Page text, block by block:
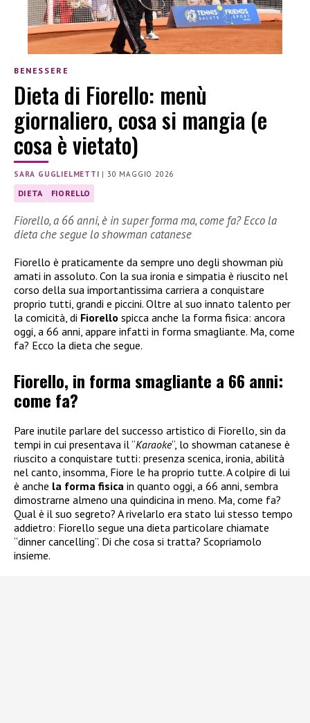
BENESSERE
Dieta di Fiorello: menù
giornaliero, cosa si mangia (e
cosa è vietato)
SARA GUGLIELMETTI |30 MAGGIO 2026
DIETA FIORELLO
Fiorello, a 66 anni, è in super forma ma, come fa? Ecco la
dieta che segue lo showman catanese
Fiorello è praticamente da sempre uno degli showman più
amati in assoluto. Con la sua ironia e simpatia è riuscito nel
corso della sua importantissima carriera a conquistare
proprio tutti, grandi e piccini. Oltre al suo innato talento per
la comicità, di Fiorello spicca anche la forma fisica: ancora
oggi, a 66 anni, appare infatti in forma smagliante. Ma, come
fa? Ecco la dieta che segue.
Fiorello, in forma smagliante a 66 anni:
come fa?
Pare inutile parlare del successo artistico di Fiorello, sin da
tempi in cui presentava il “Karaoke“, lo showman catanese è
riuscito a conquistare tutti: presenza scenica, ironia, abilità
nel canto, insomma, Fiore le ha proprio tutte. A colpire di lui
è anche la forma fisica in quanto oggi, a 66 anni, sembra
dimostrarne almeno una quindicina in meno. Ma, come fa?
Qual è il suo segreto? A rivelarlo era stato lui stesso tempo
addietro: Fiorello segue una dieta particolare chiamate
“dinner cancelling”. Di che cosa si tratta? Scopriamolo
insieme.